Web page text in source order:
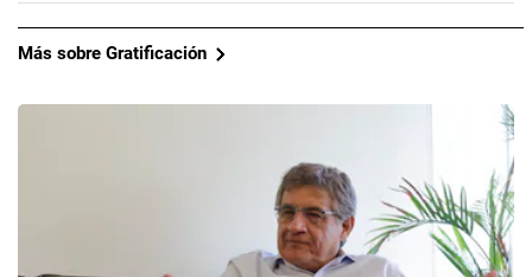
Más sobre Gratificación